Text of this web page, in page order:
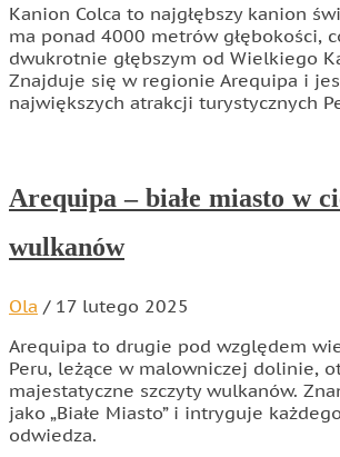
Kanion Colca to najgłębszy kanion
ma ponad 4000 metrów głębokości,
dwukrotnie głębszym od Wielkiego
Znajduje się w regionie Arequipa i
największych atrakcji turystycznych
Arequipa – białe miasto w
wulkanów
Ola / 17 lutego 2025
Arequipa to drugie pod względem
Peru, leżące w malowniczej dolinie,
majestatyczne szczyty wulkanów.
jako „Białe Miasto” i intryguje
odwiedza.